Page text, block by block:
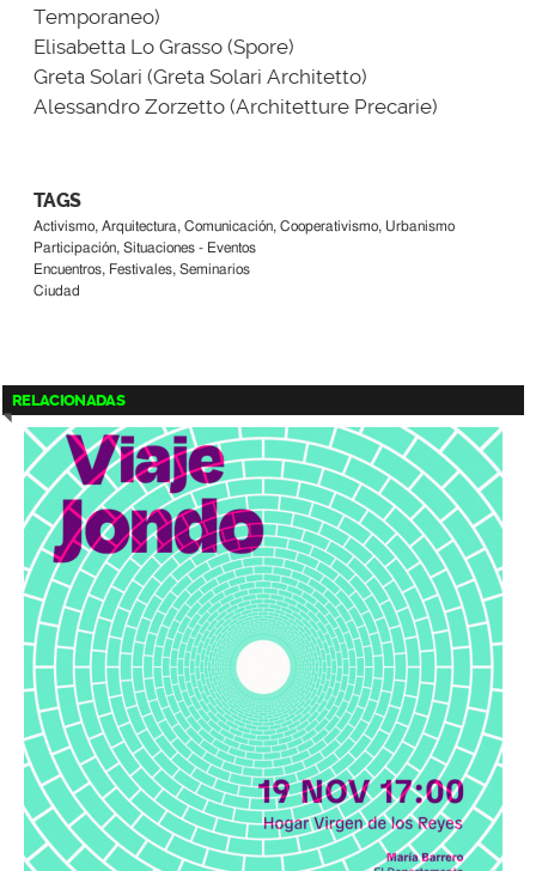
Temporaneo)
Elisabetta Lo Grasso (Spore)
Greta Solari (Greta Solari Architetto)
Alessandro Zorzetto (Architetture Precarie)
TAGS
Activismo, Arquitectura, Comunicación, Cooperativismo, Urbanismo
Participación, Situaciones - Eventos
Encuentros, Festivales, Seminarios
Ciudad
RELACIONADAS